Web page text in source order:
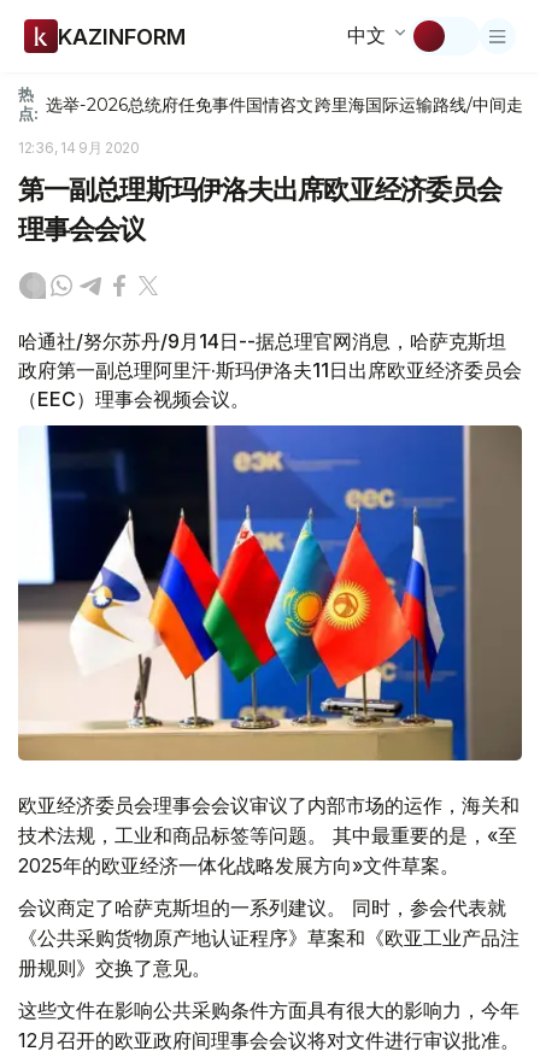
KAZINFORM 中文
热
点: 选举-2026总统府任免事件国情咨文跨里海国际运输路线/中间走廊
12:36, 14 9月 2020
第一副总理斯玛伊洛夫出席欧亚经济委员会
理事会会议
哈通社/努尔苏丹/9月14日--据总理官网消息，哈萨克斯坦
政府第一副总理阿里汗·斯玛伊洛夫11日出席欧亚经济委员会
（EEC）理事会视频会议。
欧亚经济委员会理事会会议审议了内部市场的运作，海关和
技术法规，工业和商品标签等问题。 其中最重要的是，«至
2025年的欧亚经济一体化战略发展方向»文件草案。
会议商定了哈萨克斯坦的一系列建议。 同时，参会代表就
《公共采购货物原产地认证程序》草案和《欧亚工业产品注
册规则》交换了意见。
这些文件在影响公共采购条件方面具有很大的影响力，今年
12月召开的欧亚政府间理事会会议将对文件进行审议批准。